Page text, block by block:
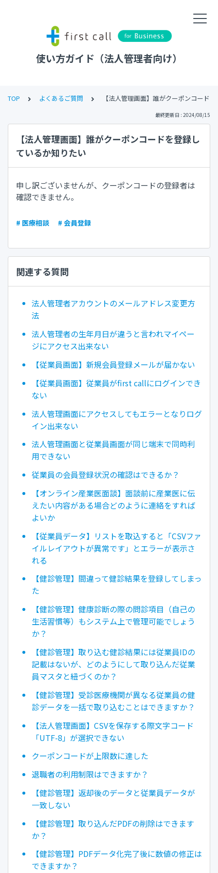
使い方ガイド（法人管理者向け）
TOP よくあるご質問 【法人管理画面】誰がクーポンコード
最終更新日 : 2024/08/15
【法人管理画面】誰がクーポンコードを登録し
ているか知りたい
申し訳ございませんが、クーポンコードの登録者は
確認できません。
# 医療相談 # 会員登録
関連する質問
法人管理者アカウントのメールアドレス変更方
法
法人管理者の生年月日が違うと言われマイペー
ジにアクセス出来ない
【従業員画面】新規会員登録メールが届かない
【従業員画面】従業員がfirst callにログインでき
ない
法人管理画面にアクセスしてもエラーとなりログ
イン出来ない
法人管理画面と従業員画面が同じ端末で同時利
用できない
従業員の会員登録状況の確認はできるか？
【オンライン産業医面談】面談前に産業医に伝
えたい内容がある場合どのように連絡をすれば
よいか
【従業員データ】リストを取込すると「CSVファ
イルレイアウトが異常です」とエラーが表示さ
れる
【健診管理】間違って健診結果を登録してしまっ
た
【健診管理】健康診断の際の問診項目（自己の
生活習慣等）もシステム上で管理可能でしょう
か？
【健診管理】取り込む健診結果には従業員IDの
記載はないが、どのようにして取り込んだ従業
員マスタと紐づくのか？
【健診管理】受診医療機関が異なる従業員の健
診データを一括で取り込むことはできますか？
【法人管理画面】CSVを保存する際文字コード
「UTF-8」が選択できない
クーポンコードが上限数に達した
退職者の利用制限はできますか？
【健診管理】返却後のデータと従業員データが
一致しない
【健診管理】取り込んだPDFの削除はできます
か？
【健診管理】PDFデータ化完了後に数値の修正は
できますか？